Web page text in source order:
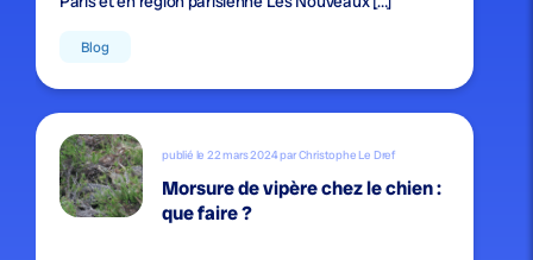
Blog
publié le 22 mars 2024 par Christophe Le Dref
Morsure de vipère chez le chien :
que faire ?